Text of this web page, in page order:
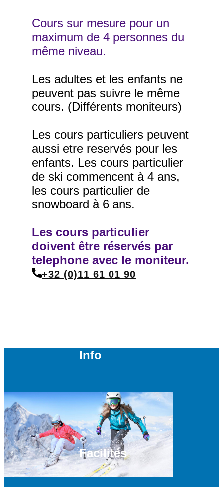
Cours sur mesure pour un
maximum de 4 personnes du
même niveau.
Les adultes et les enfants ne
peuvent pas suivre le même
cours. (Différents moniteurs)
Les cours particuliers peuvent
aussi etre reservés pour les
enfants. Les cours particulier
de ski commencent à 4 ans,
les cours particulier de
snowboard à 6 ans.
Les cours particulier
doivent être réservés par
telephone avec le moniteur.
+32 (0)11 61 01 90
Info
Facilités